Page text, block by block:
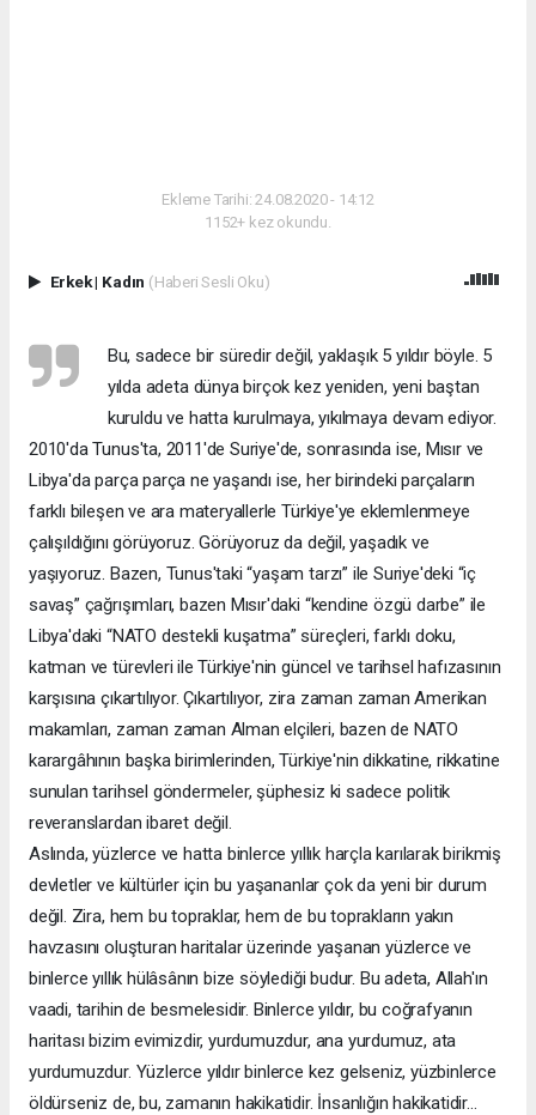
Ekleme Tarihi: 24.08.2020 - 14:12
1152+ kez okundu.
Erkek| Kadın (Haberi Sesli Oku)
Bu, sadece bir süredir değil, yaklaşık 5 yıldır böyle. 5
yılda adeta dünya birçok kez yeniden, yeni baştan
kuruldu ve hatta kurulmaya, yıkılmaya devam ediyor.
2010'da Tunus'ta, 2011'de Suriye'de, sonrasında ise, Mısır ve
Libya'da parça parça ne yaşandı ise, her birindeki parçaların
farklı bileşen ve ara materyallerle Türkiye'ye eklemlenmeye
çalışıldığını görüyoruz. Görüyoruz da değil, yaşadık ve
yaşıyoruz. Bazen, Tunus'taki “yaşam tarzı” ile Suriye'deki “iç
savaş” çağrışımları, bazen Mısır'daki “kendine özgü darbe” ile
Libya'daki “NATO destekli kuşatma” süreçleri, farklı doku,
katman ve türevleri ile Türkiye'nin güncel ve tarihsel hafızasının
karşısına çıkartılıyor. Çıkartılıyor, zira zaman zaman Amerikan
makamları, zaman zaman Alman elçileri, bazen de NATO
karargâhının başka birimlerinden, Türkiye'nin dikkatine, rikkatine
sunulan tarihsel göndermeler, şüphesiz ki sadece politik
reveranslardan ibaret değil.
Aslında, yüzlerce ve hatta binlerce yıllık harçla karılarak birikmiş
devletler ve kültürler için bu yaşananlar çok da yeni bir durum
değil. Zira, hem bu topraklar, hem de bu toprakların yakın
havzasını oluşturan haritalar üzerinde yaşanan yüzlerce ve
binlerce yıllık hülâsânın bize söylediği budur. Bu adeta, Allah'ın
vaadi, tarihin de besmelesidir. Binlerce yıldır, bu coğrafyanın
haritası bizim evimizdir, yurdumuzdur, ana yurdumuz, ata
yurdumuzdur. Yüzlerce yıldır binlerce kez gelseniz, yüzbinlerce
öldürseniz de, bu, zamanın hakikatidir. İnsanlığın hakikatidir…